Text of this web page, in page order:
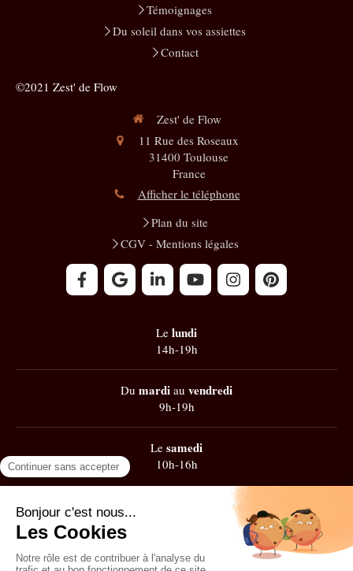
Témoignages
Du soleil dans vos assiettes
Contact
©2021 Zest' de Flow
Zest' de Flow
11 Rue des Roseaux
31400 Toulouse
France
Afficher le téléphone
Plan du site
CGV - Mentions légales
Le lundi
14h-19h
Du mardi au vendredi
9h-19h
Le samedi
10h-16h
Google
101 avis